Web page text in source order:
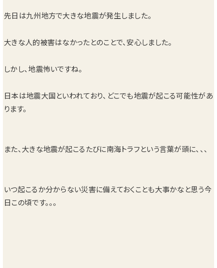
先日は九州地方で大きな地震が発生しました。
大きな人的被害はなかったとのことで、安心しました。
しかし、地震怖いですね。
日本は地震大国といわれており、どこでも地震が起こる可能性があ
ります。
また、大きな地震が起こるたびに南海トラフという言葉が頭に、、、
いつ起こるか分からない災害に備えておくことも大事かなと思う今
日この頃です。。。